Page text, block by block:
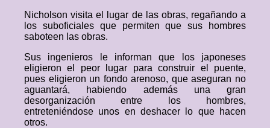
Nicholson visita el lugar de las obras, regañando a
los suboficiales que permiten que sus hombres
saboteen las obras.
Sus ingenieros le informan que los japoneses
eligieron el peor lugar para construir el puente,
pues eligieron un fondo arenoso, que aseguran no
aguantará, habiendo además una gran
desorganización entre los hombres,
entreteniéndose unos en deshacer lo que hacen
otros.